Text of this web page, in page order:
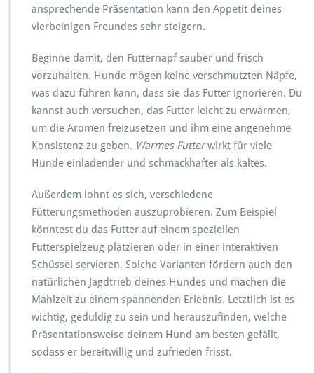
ansprechende Präsentation kann den Appetit deines
vierbeinigen Freundes sehr steigern.
Beginne damit, den Futternapf sauber und frisch
vorzuhalten. Hunde mögen keine verschmutzten Näpfe,
was dazu führen kann, dass sie das Futter ignorieren. Du
kannst auch versuchen, das Futter leicht zu erwärmen,
um die Aromen freizusetzen und ihm eine angenehme
Konsistenz zu geben. Warmes Futterwirkt für viele
Hunde einladender und schmackhafter als kaltes.
Außerdem lohnt es sich, verschiedene
Fütterungsmethoden auszuprobieren. Zum Beispiel
könntest du das Futter auf einem speziellen
Futterspielzeug platzieren oder in einer interaktiven
Schüssel servieren. Solche Varianten fördern auch den
natürlichen Jagdtrieb deines Hundes und machen die
Mahlzeit zu einem spannenden Erlebnis. Letztlich ist es
wichtig, geduldig zu sein und herauszufinden, welche
Präsentationsweise deinem Hund am besten gefällt,
sodass er bereitwillig und zufrieden frisst.